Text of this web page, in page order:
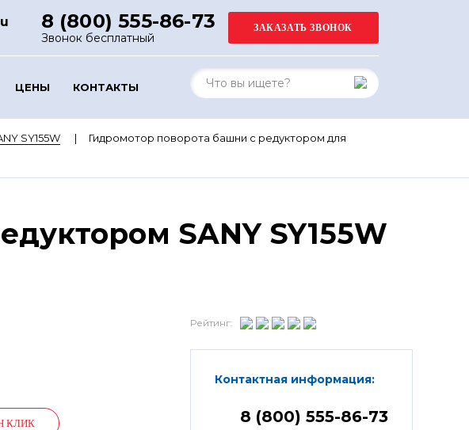
8 (800) 555-86-73
Звонок бесплатный
ЦЕНЫ КОНТАКТЫ
SY155W
Гидромотор поворота башни с редуктором для
SANY SY155W
КЛИК
Рейтинг:
Контактная информация:
8 (800) 555-86-73